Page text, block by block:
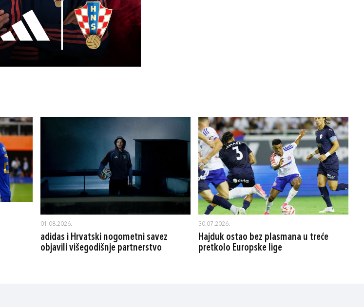
01.08.2026.
adidas i Hrvatski nogometni savez
objavili višegodišnje partnerstvo
30.07.2026.
Hajduk ostao bez plasmana u treće
pretkolo Europske lige